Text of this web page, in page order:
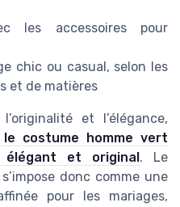
les accessoires pour
chic ou casual, selon les
et de matières
et l’élégance,
le costume homme vert
élégant et original . Le
donc comme une
pour les mariages,